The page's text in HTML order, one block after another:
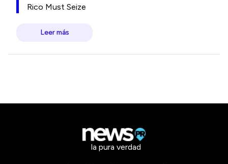
Rico Must Seize
Leer más
la pura verdad